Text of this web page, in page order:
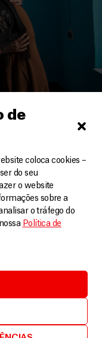
de
coloca cookies –
do seu
o website
sobre a
o tráfego do
Política de